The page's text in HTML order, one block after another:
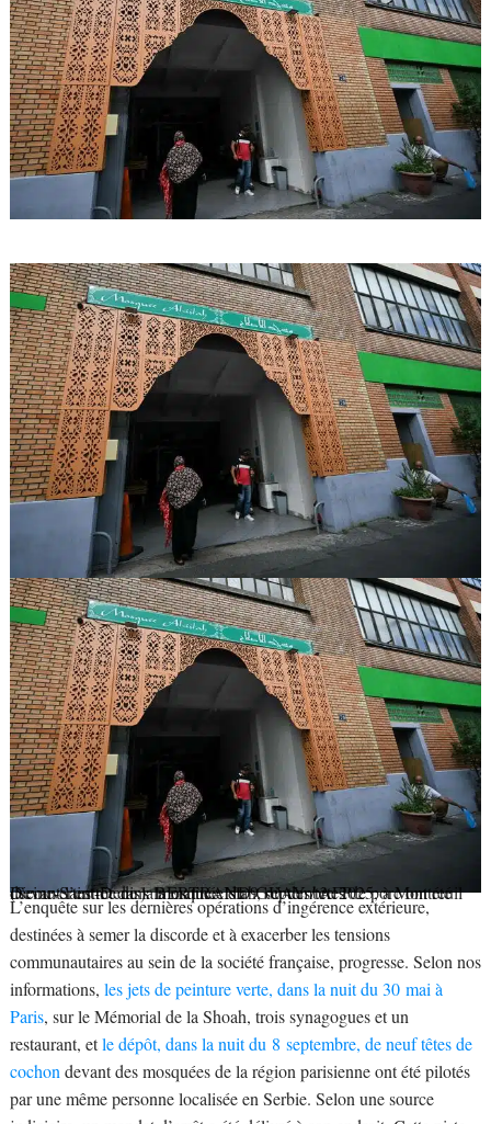
Devant l’entrée de la mosquée Islah, où des têtes de porc ont été découvertes tôt dans la matinée du 9 septembre 2025, à Montreuil (Seine-Saint-Denis).BERTRAND GUAY / AFP
L’enquête sur les dernières opérations d’ingérence extérieure,
destinées à semer la discorde et à exacerber les tensions
communautaires au sein de la société française, progresse. Selon nos
informations, les jets de peinture verte, dans la nuit du 30 mai à
Paris, sur le Mémorial de la Shoah, trois synagogues et un
restaurant, etle dépôt, dans la nuit du 8 septembre, de neuf têtes de
cochon devant des mosquées de la région parisienne ont été pilotés
par une même personne localisée en Serbie. Selon une source